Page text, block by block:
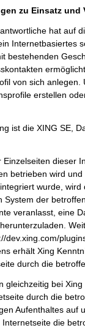
zu Einsatz und
hat auf
Internetbasiertes
bestehenden
von sich anlegen.
erstellen
ist die XING SE,
Einzelseiten dieser
betrieben wird
wurde,
System der
veranlasst, eine
dev.xing.com/
erhält Xing
durch die
gleichzeitig bei
durch die
Aufenthaltes auf
die